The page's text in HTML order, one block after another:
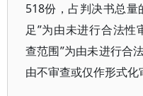
518份，占判决书总量
足”为由未进行合法性
查范围”为由未进行合
由不审查或仅作形式化